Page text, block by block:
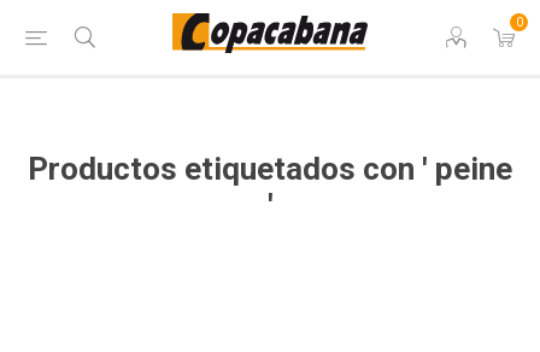
0
Productos etiquetados con ' peine
'